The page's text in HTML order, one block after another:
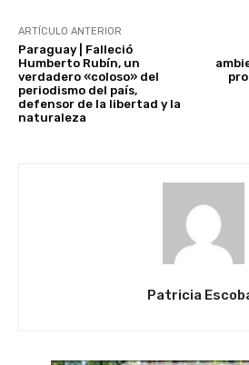
ARTÍCULO ANTERIOR
Paraguay | Falleció
Humberto Rubín, un
verdadero «coloso» del
periodismo del país,
defensor de la libertad y la
naturaleza
Patricia